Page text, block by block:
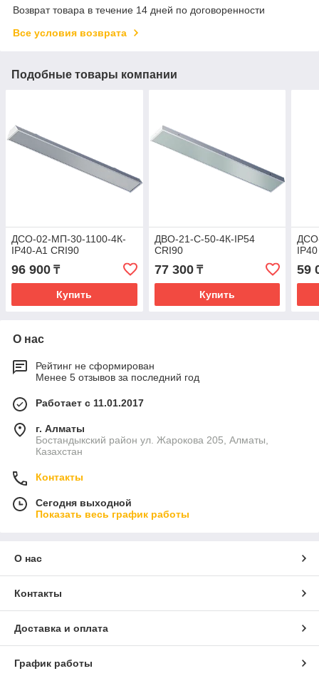
Возврат товара в течение 14 дней по договоренности
Все условия возврата
Подобные товары компании
ДСО-02-МП-30-1100-4К-
IP40-A1 CRI90
96 900 ₸
Купить
ДВО-21-С-50-4К-IP54
CRI90
77 300₸
Купить
59
О нас
Рейтинг не сформирован
Менее 5 отзывов за последний год
Работает с 11.01.2017
г. Алматы
Бостандыкский район ул. Жарокова 205, Алматы,
Казахстан
Контакты
Сегодня выходной
Показать весь график работы
О нас
Контакты
Доставка и оплата
График работы